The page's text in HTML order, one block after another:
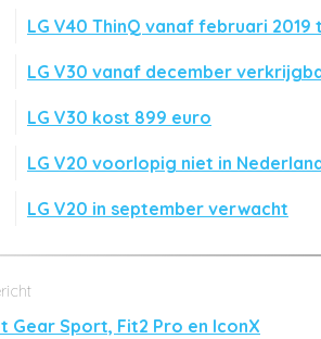
LG V40 ThinQ vanaf februari 2019
LG V30 vanaf december
LG V30 kost 899 euro
LG V20 voorlopig niet in
LG V20 in september verwacht
Gear Sport, Fit2 Pro en IconX